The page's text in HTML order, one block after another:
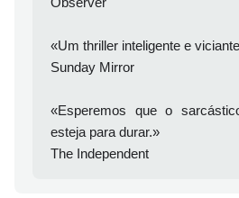
«Um thriller inteligente e
Sunday Mirror
«Esperemos que o
esteja para durar.»
The Independent